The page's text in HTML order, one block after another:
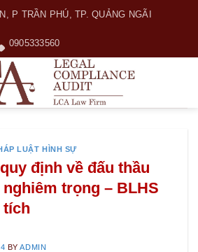
P TRẦN PHÚ, TP. QUẢNG NGÃI
0905333560
LUẬT HÌNH SỰ
định về đấu thầu
trọng – BLHS
tích
BYADMIN